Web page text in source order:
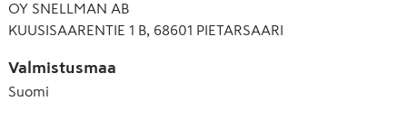
OY SNELLMAN AB
KUUSISAARENTIE 1 B, 68601 PIETARSAARI
Valmistusmaa
Suomi